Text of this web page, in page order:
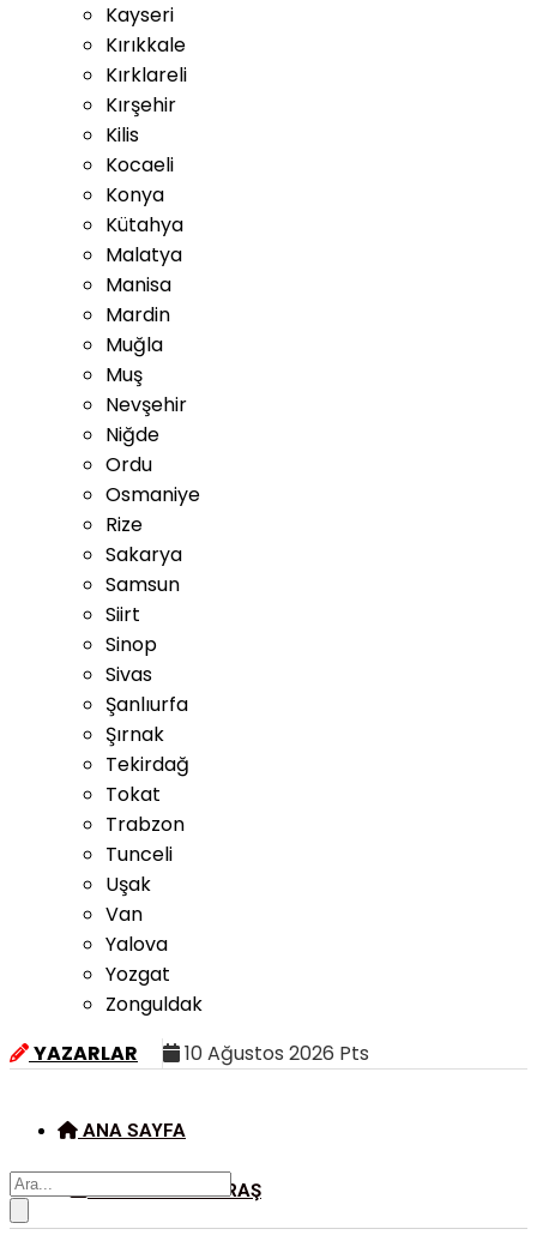
Kayseri
Kırıkkale
Kırklareli
Kırşehir
Kilis
Kocaeli
Konya
Kütahya
Malatya
Manisa
Mardin
Muğla
Muş
Nevşehir
Niğde
Ordu
Osmaniye
Rize
Sakarya
Samsun
Siirt
Sinop
Sivas
Şanlıurfa
Şırnak
Tekirdağ
Tokat
Trabzon
Tunceli
Uşak
Van
Yalova
Yozgat
Zonguldak
YAZARLAR
10 Ağustos 2026 Pts
ANA SAYFA
KAHRAMANMARAŞ